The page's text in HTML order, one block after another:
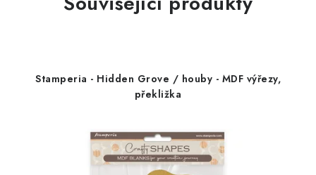
Stamperia - Hidden Grove / houby - MDF výřezy,
překližka